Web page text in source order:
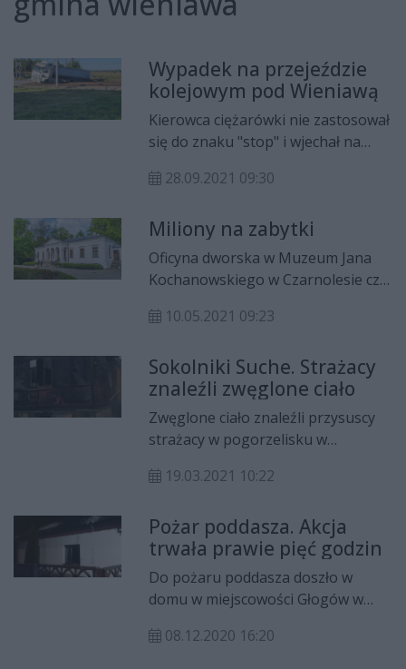
Wypadek na przejeździe
kolejowym pod Wieniawą
Kierowca ciężarówki nie zastosował
się do znaku "stop" i wjechał na
pociągiem. Maszynista trafił do
poniedziałek, ok. godz. 16 w
Sokolnikach Suchych pod Wieniawą.
28.09.2021 09:30
Miliony na zabytki
Oficyna dworska w Muzeum Jana
Kochanowskiego w Czarnolesie czy
Wieniawa znalazły się wśród 17
odnowione przy pomocy Unii
Europejskiej. Zarząd Województwa
Mazowieckiego przyznał ponad
17,4 mln zł z programu
regionalnego na wsparcie
projektów z zakresu kultury.
10.05.2021 09:23
Sokolniki Suche. Strażacy
znaleźli zwęglone ciało
Zwęglone ciało znaleźli przysuscy
strażacy w pogorzelisku w
drewnianego domu doszło w
19.03.2021 10:22
Pożar poddasza. Akcja
trwała prawie pięć godzin
Do pożaru poddasza doszło w
domu w miejscowości Głogów w
trwała ok. pięciu godzin. Nikt w
08.12.2020 16:20